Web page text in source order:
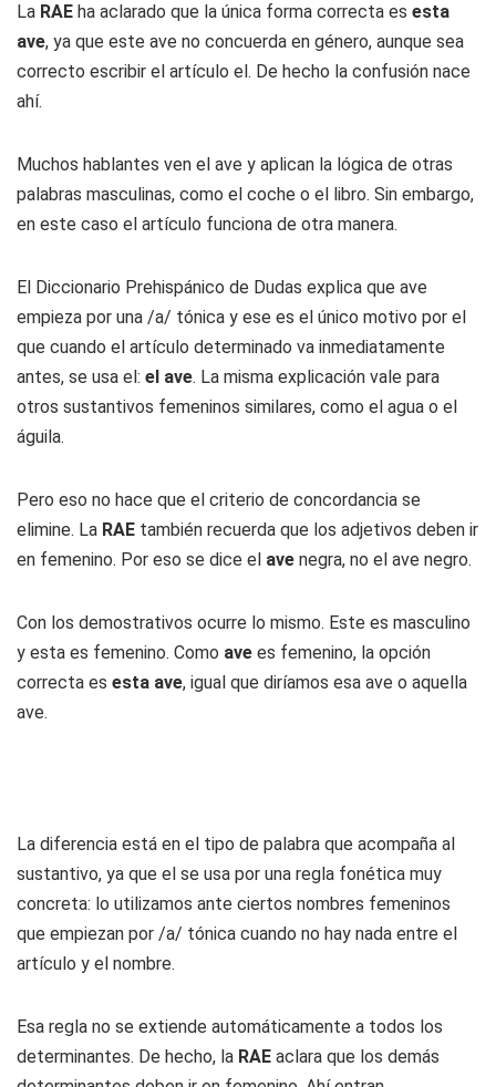
La RAE ha aclarado que la única forma correcta es esta
ave, ya que este ave no concuerda en género, aunque sea
correcto escribir el artículo el. De hecho la confusión nace
ahí.
Muchos hablantes ven el ave y aplican la lógica de otras
palabras masculinas, como el coche o el libro. Sin embargo,
en este caso el artículo funciona de otra manera.
El Diccionario Prehispánico de Dudas explica que ave
empieza por una /a/ tónica y ese es el único motivo por el
que cuando el artículo determinado va inmediatamente
antes, se usa el: el ave. La misma explicación vale para
otros sustantivos femeninos similares, como el agua o el
águila.
Pero eso no hace que el criterio de concordancia se
elimine. La RAE también recuerda que los adjetivos deben ir
en femenino. Por eso se dice el ave negra, no el ave negro.
Con los demostrativos ocurre lo mismo. Este es masculino
y esta es femenino. Como ave es femenino, la opción
correcta es esta ave, igual que diríamos esa ave o aquella
ave.
La diferencia está en el tipo de palabra que acompaña al
sustantivo, ya que el se usa por una regla fonética muy
concreta: lo utilizamos ante ciertos nombres femeninos
que empiezan por /a/ tónica cuando no hay nada entre el
artículo y el nombre.
Esa regla no se extiende automáticamente a todos los
determinantes. De hecho, la RAE aclara que los demás